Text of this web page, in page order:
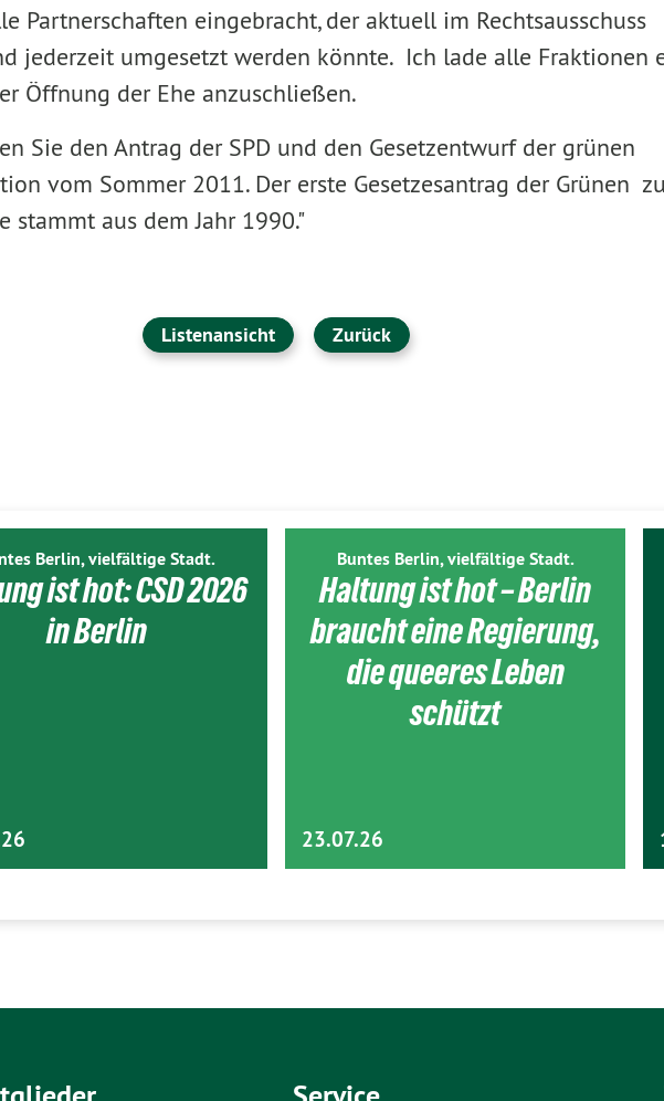
Partnerschaften eingebracht, der aktuell im Rechtsausschuss
jederzeit umgesetzt werden könnte. Ich lade alle Fraktionen
Öffnung der Ehe anzuschließen.
Sie den Antrag der SPD und den Gesetzentwurf der grünen
vom Sommer 2011. Der erste Gesetzesantrag der Grünen
stammt aus dem Jahr 1990."
Listenansicht Zurück
Berlin, vielfältige Stadt.
ist hot: CSD 2026
in Berlin
Buntes Berlin, vielfältige Stadt.
Haltung ist hot – Berlin
braucht eine Regierung,
die queeres Leben
schützt
23.07.26